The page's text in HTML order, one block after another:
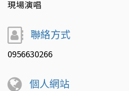
現場演唱
聯絡方式
0956630266
個人網站